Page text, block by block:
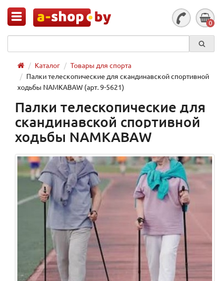
0
Каталог
Товары для спорта
Палки телескопические для скандинавской спортивной
ходьбы NAMKABAW (арт. 9-5621)
Палки телескопические для
скандинавской спортивной
ходьбы NAMKABAW